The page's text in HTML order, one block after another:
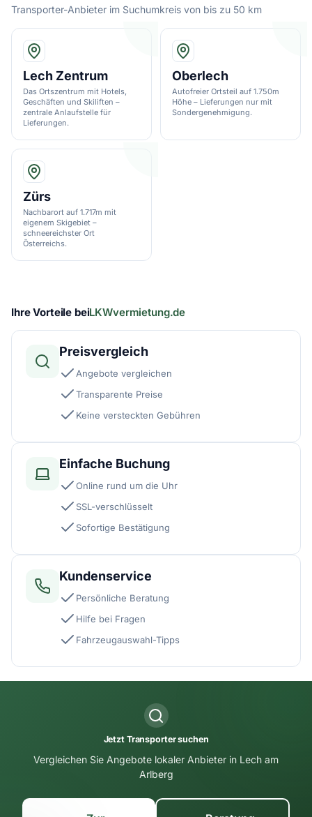
Transporter-Anbieter im Suchumkreis von bis zu 50 km
Lech Zentrum
Das Ortszentrum mit Hotels,
Geschäften und Skiliften –
zentrale Anlaufstelle für
Lieferungen.
Oberlech
Autofreier Ortsteil auf 1.750m
Höhe – Lieferungen nur mit
Sondergenehmigung.
Zürs
Nachbarort auf 1.717m mit
eigenem Skigebiet –
schneereichster Ort
Österreichs.
Ihre Vorteile beiLKWvermietung.de
Preisvergleich
Angebote vergleichen
Transparente Preise
Keine versteckten Gebühren
Einfache Buchung
Online rund um die Uhr
SSL-verschlüsselt
Sofortige Bestätigung
Kundenservice
Persönliche Beratung
Hilfe bei Fragen
Fahrzeugauswahl-Tipps
Jetzt Transporter suchen
Vergleichen Sie Angebote lokaler Anbieter in Lech am
Arlberg